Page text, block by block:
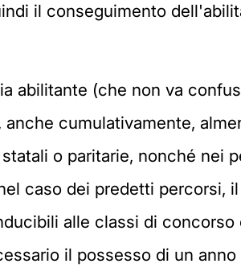
il conseguimento
abilitante (che non va
cumulativamente,
o paritarie, nonché nei
caso dei predetti percorsi,
alle classi di concorso
il possesso di un